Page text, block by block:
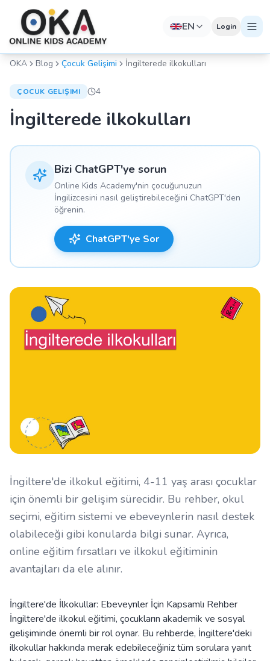
EN Login
OKA Blog Çocuk Gelişimi İngilterede ilkokulları
ÇOCUK GELIŞIMI 4
İngilterede ilkokulları
Bizi ChatGPT'ye sorun
Online Kids Academy'nin çocuğunuzun
İngilizcesini nasıl geliştirebileceğini ChatGPT'den
öğrenin.
ChatGPT'ye Sor
İngiltere'de ilkokul eğitimi, 4-11 yaş arası çocuklar
için önemli bir gelişim sürecidir. Bu rehber, okul
seçimi, eğitim sistemi ve ebeveynlerin nasıl destek
olabileceği gibi konularda bilgi sunar. Ayrıca,
online eğitim fırsatları ve ilkokul eğitiminin
avantajları da ele alınır.
İngiltere'de İlkokullar: Ebeveynler İçin Kapsamlı Rehber
İngiltere'de ilkokul eğitimi, çocukların akademik ve sosyal
gelişiminde önemli bir rol oynar. Bu rehberde, İngiltere'deki
ilkokullar hakkında merak edebileceğiniz tüm sorulara yanıt